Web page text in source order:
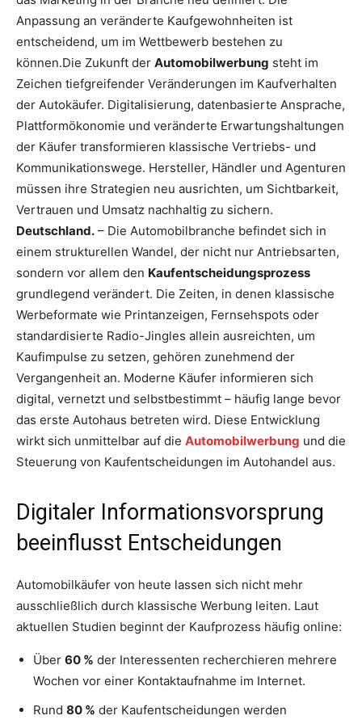
Anpassung an veränderte Kaufgewohnheiten ist
entscheidend, um im Wettbewerb bestehen zu
können.Die Zukunft der Automobilwerbung steht im
Zeichen tiefgreifender Veränderungen im Kaufverhalten
der Autokäufer. Digitalisierung, datenbasierte Ansprache,
Plattformökonomie und veränderte Erwartungshaltungen
der Käufer transformieren klassische Vertriebs- und
Kommunikationswege. Hersteller, Händler und Agenturen
müssen ihre Strategien neu ausrichten, um Sichtbarkeit,
Vertrauen und Umsatz nachhaltig zu sichern.
Deutschland. – Die Automobilbranche befindet sich in
einem strukturellen Wandel, der nicht nur Antriebsarten,
sondern vor allem den Kaufentscheidungsprozess
grundlegend verändert. Die Zeiten, in denen klassische
Werbeformate wie Printanzeigen, Fernsehspots oder
standardisierte Radio-Jingles allein ausreichten, um
Kaufimpulse zu setzen, gehören zunehmend der
Vergangenheit an. Moderne Käufer informieren sich
digital, vernetzt und selbstbestimmt – häufig lange bevor
das erste Autohaus betreten wird. Diese Entwicklung
wirkt sich unmittelbar auf die Automobilwerbung und die
Steuerung von Kaufentscheidungen im Autohandel aus.
Digitaler Informationsvorsprung
beeinflusst Entscheidungen
Automobilkäufer von heute lassen sich nicht mehr
ausschließlich durch klassische Werbung leiten. Laut
aktuellen Studien beginnt der Kaufprozess häufig online:
Über 60 % der Interessenten recherchieren mehrere
Wochen vor einer Kontaktaufnahme im Internet.
Rund 80 % der Kaufentscheidungen werden